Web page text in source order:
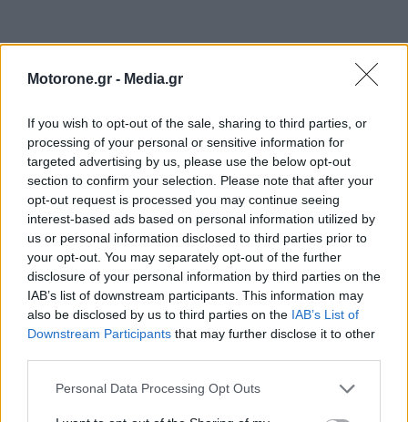
Motorone.gr - Media.gr
If you wish to opt-out of the sale, sharing to third parties, or
processing of your personal or sensitive information for
targeted advertising by us, please use the below opt-out
section to confirm your selection. Please note that after your
opt-out request is processed you may continue seeing
interest-based ads based on personal information utilized by
us or personal information disclosed to third parties prior to
your opt-out. You may separately opt-out of the further
disclosure of your personal information by third parties on the
IAB’s list of downstream participants. This information may
also be disclosed by us to third parties on the IAB’s List of
Downstream Participants that may further disclose it to other
Personal Data Processing Opt Outs
WEBTV